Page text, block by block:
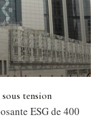
tension
ESG de 400